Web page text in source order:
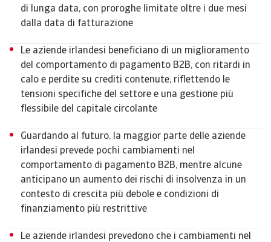
di lunga data, con proroghe limitate oltre i due mesi
dalla data di fatturazione
Le aziende irlandesi beneficiano di un miglioramento
del comportamento di pagamento B2B, con ritardi in
calo e perdite su crediti contenute, riflettendo le
tensioni specifiche del settore e una gestione più
flessibile del capitale circolante
Guardando al futuro, la maggior parte delle aziende
irlandesi prevede pochi cambiamenti nel
comportamento di pagamento B2B, mentre alcune
anticipano un aumento dei rischi di insolvenza in un
contesto di crescita più debole e condizioni di
finanziamento più restrittive
Le aziende irlandesi prevedono che i cambiamenti nel